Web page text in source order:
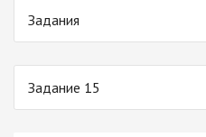
Задания
Задание 15